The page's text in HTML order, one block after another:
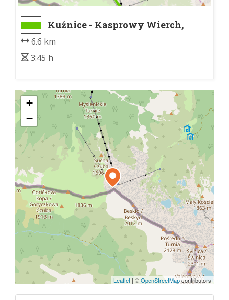
Kuźnice - Kasprowy Wierch,
stacja kolei linowej
6.6 km
3:45 h
+
−
Leaflet | ©OpenStreetMapcontributors